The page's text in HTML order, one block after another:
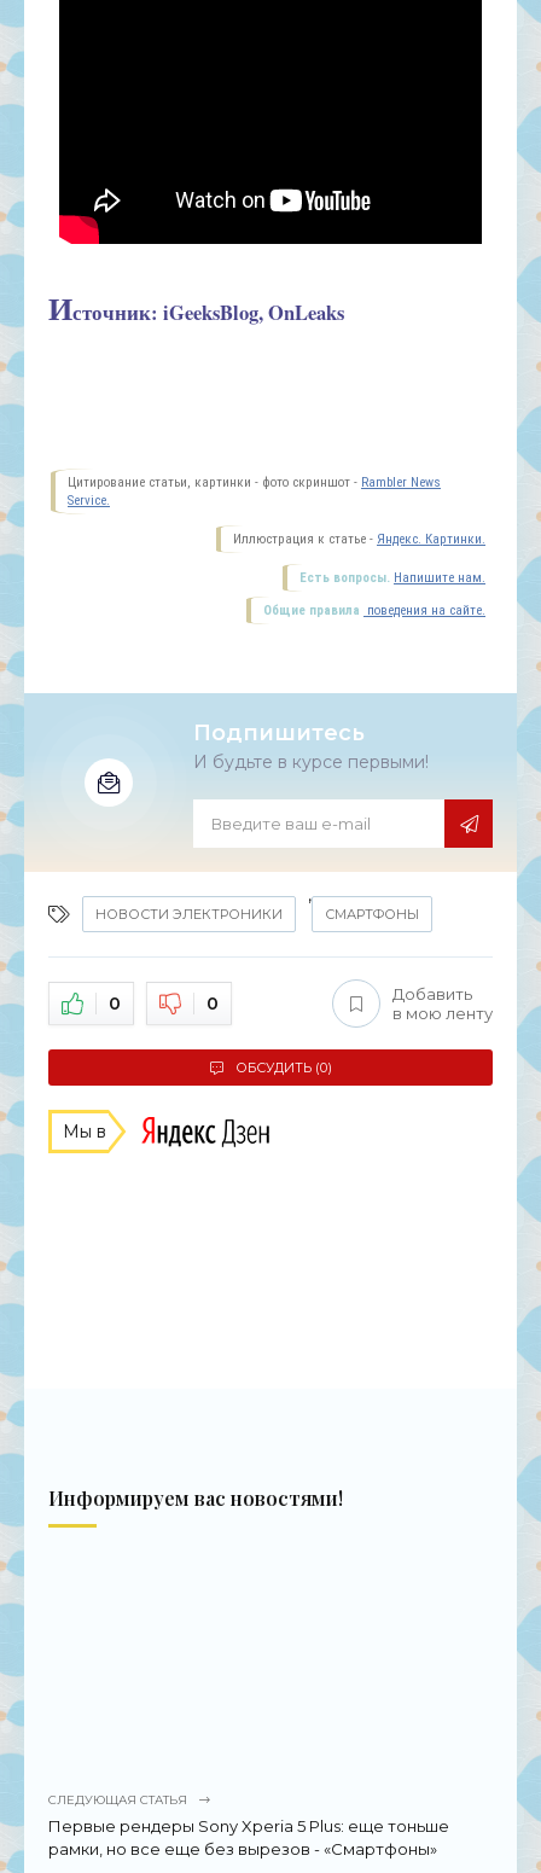
Источник: iGeeksBlog, OnLeaks
Цитирование статьи, картинки - фото скриншот - Rambler News
Service.
Иллюстрация к статье - Яндекс. Картинки.
Есть вопросы. Напишите нам.
Общие правила поведения на сайте.
Подпишитесь
И будьте в курсе первыми!
НОВОСТИ ЭЛЕКТРОНИКИ
,
СМАРТФОНЫ
0 0
Добавить
в мою ленту
ОБСУДИТЬ (0)
Мы в
Информируем вас новостями!
СЛЕДУЮЩАЯ СТАТЬЯ
Первые рендеры Sony Xperia 5 Plus: еще тоньше
рамки, но все еще без вырезов - «Смартфоны»